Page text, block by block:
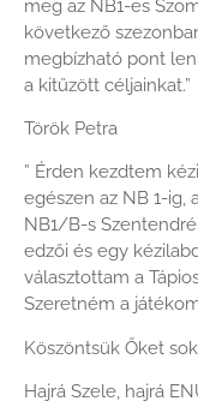
meg az NB1-es
következő
megbízható pont
a kitűzött céljainkat.”
Török Petra
” Érden kezdtem
egészen az NB 1-ig,
NB1/B-s
edzői és egy
választottam a
Szeretném a
Köszöntsük Őket
Hajrá Szele, hajrá